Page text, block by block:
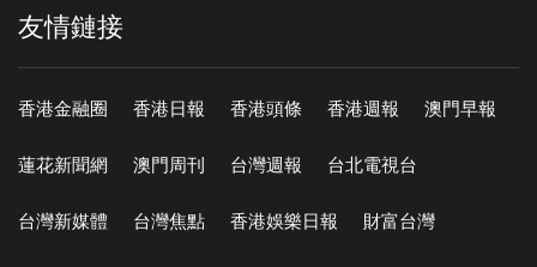
友情鏈接
香港金融圈 香港日報 香港頭條 香港週報 澳門早報
蓮花新聞網 澳門周刊 台灣週報 台北電視台
台灣新媒體 台灣焦點 香港娛樂日報 財富台灣